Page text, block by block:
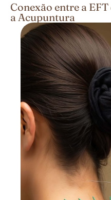
Conexão entre a
a Acupuntura